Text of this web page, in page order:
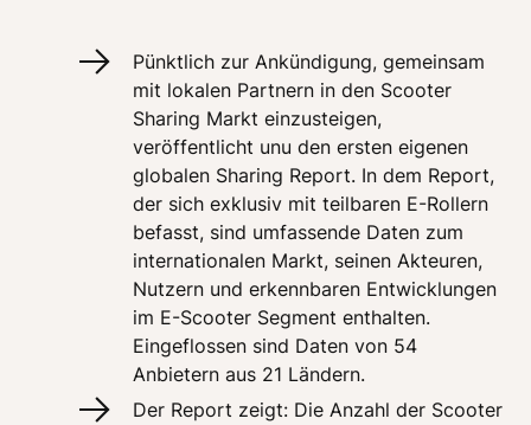
Pünktlich zur Ankündigung, gemeinsam
mit lokalen Partnern in den Scooter
Sharing Markt einzusteigen,
veröffentlicht unu den ersten eigenen
globalen Sharing Report. In dem Report,
der sich exklusiv mit teilbaren E-Rollern
befasst, sind umfassende Daten zum
internationalen Markt, seinen Akteuren,
Nutzern und erkennbaren Entwicklungen
im E-Scooter Segment enthalten.
Eingeflossen sind Daten von 54
Anbietern aus 21 Ländern.
Der Report zeigt: Die Anzahl der Scooter